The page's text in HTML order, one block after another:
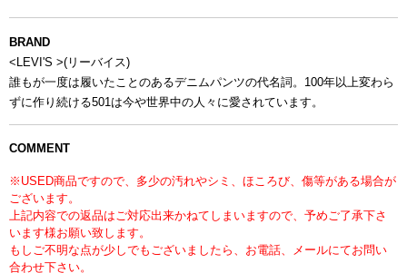
BRAND
<LEVI'S >(リーバイス)
誰もが一度は履いたことのあるデニムパンツの代名詞。100年以上変わら
ずに作り続ける501は今や世界中の人々に愛されています。
COMMENT
※USED商品ですので、多少の汚れやシミ、ほころび、傷等がある場合が
ございます。
上記内容での返品はご対応出来かねてしまいますので、予めご了承下さ
います様お願い致します。
もしご不明な点が少しでもございましたら、お電話、メールにてお問い
合わせ下さい。